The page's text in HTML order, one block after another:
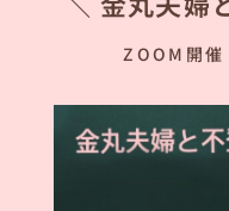
ZOOM開催